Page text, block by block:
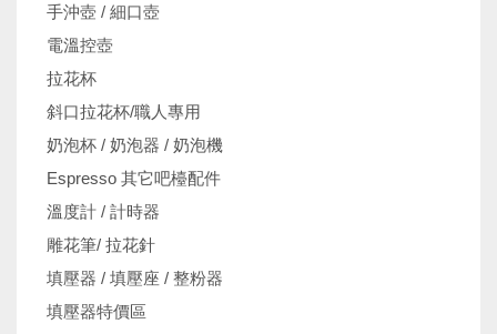
手沖壺 / 細口壺
電溫控壺
拉花杯
斜口拉花杯/職人專用
奶泡杯 / 奶泡器 / 奶泡機
Espresso 其它吧檯配件
溫度計 / 計時器
雕花筆/ 拉花針
填壓器 / 填壓座 / 整粉器
填壓器特價區